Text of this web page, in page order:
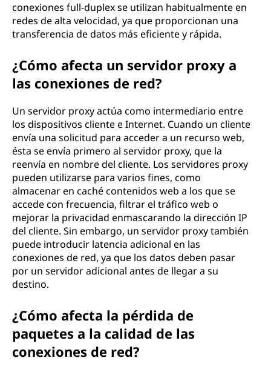
conexiones full-duplex se utilizan habitualmente en
redes de alta velocidad, ya que proporcionan una
transferencia de datos más eficiente y rápida.
¿Cómo afecta un servidor proxy a
las conexiones de red?
Un servidor proxy actúa como intermediario entre
los dispositivos cliente e Internet. Cuando un cliente
envía una solicitud para acceder a un recurso web,
ésta se envía primero al servidor proxy, que la
reenvía en nombre del cliente. Los servidores proxy
pueden utilizarse para varios fines, como
almacenar en caché contenidos web a los que se
accede con frecuencia, filtrar el tráfico web o
mejorar la privacidad enmascarando la dirección IP
del cliente. Sin embargo, un servidor proxy también
puede introducir latencia adicional en las
conexiones de red, ya que los datos deben pasar
por un servidor adicional antes de llegar a su
destino.
¿Cómo afecta la pérdida de
paquetes a la calidad de las
conexiones de red?